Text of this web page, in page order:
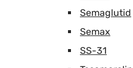
Semaglutid
Semax
SS-31